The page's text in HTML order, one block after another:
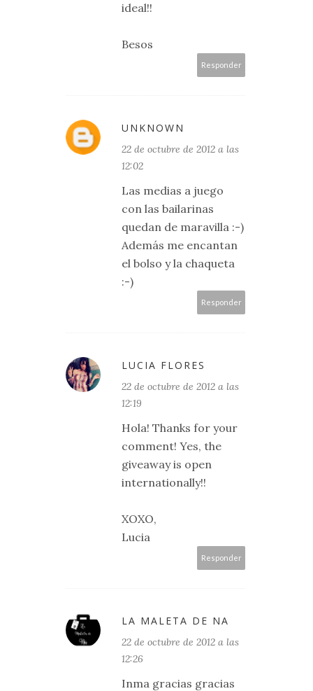
ideal!!
Besos
Responder
UNKNOWN
22 de octubre de 2012 a las
12:02
Las medias a juego
con las bailarinas
quedan de maravilla :-)
Además me encantan
el bolso y la chaqueta
:-)
Responder
LUCIA FLORES
22 de octubre de 2012 a las
12:19
Hola! Thanks for your
comment! Yes, the
giveaway is open
internationally!!
XOXO,
Lucia
Responder
LA MALETA DE NA
22 de octubre de 2012 a las
12:26
Inma gracias gracias